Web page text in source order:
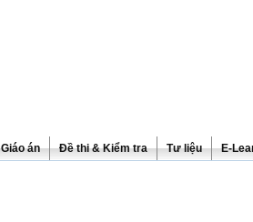
Giáo án Đề thi & Kiểm tra Tư liệu E-